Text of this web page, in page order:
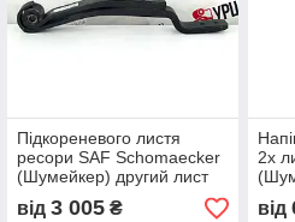
Підкореневого листя
ресори SAF Schomaecker
(Шумейкер) другий лист
ресори SAF
від 3 005₴
2х
на
від